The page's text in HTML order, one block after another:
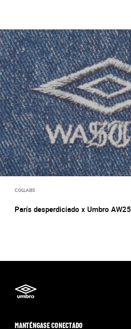
COLLABS
París desperdiciado x Umbro AW25
MANTÉNGASE CONECTADO